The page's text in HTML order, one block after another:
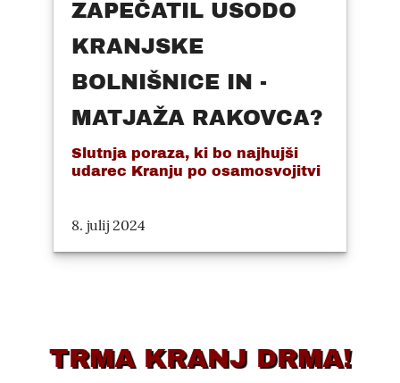
ZAPEČATIL USODO
KRANJSKE
BOLNIŠNICE IN -
MATJAŽA RAKOVCA?
Slutnja poraza, ki bo najhujši
udarec Kranju po osamosvojitvi
8. julij 2024
TRMA KRANJ DRMA!